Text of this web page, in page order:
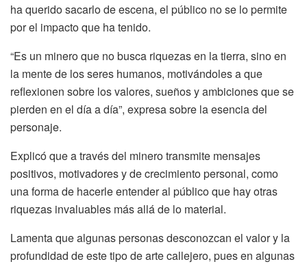
ha querido sacarlo de escena, el público no se lo permite
por el impacto que ha tenido.
“Es un minero que no busca riquezas en la tierra, sino en
la mente de los seres humanos, motivándoles a que
reflexionen sobre los valores, sueños y ambiciones que se
pierden en el día a día”, expresa sobre la esencia del
personaje.
Explicó que a través del minero transmite mensajes
positivos, motivadores y de crecimiento personal, como
una forma de hacerle entender al público que hay otras
riquezas invaluables más allá de lo material.
Lamenta que algunas personas desconozcan el valor y la
profundidad de este tipo de arte callejero, pues en algunas